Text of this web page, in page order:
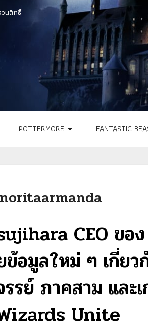
นสิทธิ์
POTTERMORE FANTASTIC
CEO ขอ
ข้อมูลใหม่ ๆ เกี่ย
รย์ ภาคสาม และ
Unite